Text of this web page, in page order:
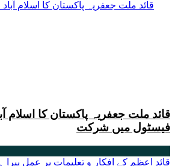
قائد ملت جعفریہ پاکستان کا اسلام
فیسٹول میں شرکت